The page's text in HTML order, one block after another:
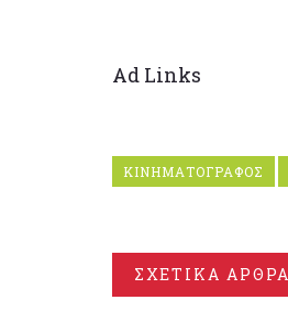
Ad Links
ΚΙΝΗΜΑΤΟΓΡΑΦΟΣ
ΣΧΕΤΙΚΑ ΑΡΘΡΑ